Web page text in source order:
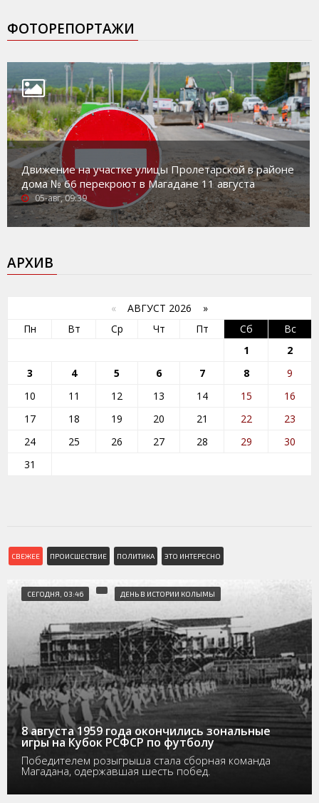
ФОТОРЕПОРТАЖИ
Движение на участке улицы Пролетарской в районе
дома № 66 перекроют в Магадане 11 августа
05-авг, 09:39
АРХИВ
« АВГУСТ 2026 »
Пн
Вт Ср Чт Пт Сб
Вс
1
2
3
4 5 6 7 8
9
10
11 12 13 14 15
16
17
18 19 20 21 22
23
24
25 26 27 28 29
30
31
СВЕЖЕЕ ПРОИСШЕСТВИЕ ПОЛИТИКА ЭТО ИНТЕРЕСНО
СЕГОДНЯ, 03:46 ДЕНЬ В ИСТОРИИ КОЛЫМЫ
8 августа 1959 года окончились зональные
игры на Кубок РСФСР по футболу
Победителем розыгрыша стала сборная команда
Магадана, одержавшая шесть побед.